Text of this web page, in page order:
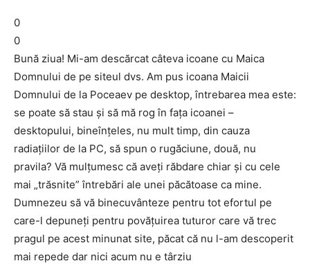
0
0
Bună ziua! Mi-am descărcat câteva icoane cu Maica
Domnului de pe siteul dvs. Am pus icoana Maicii
Domnului de la Poceaev pe desktop, întrebarea mea este:
se poate să stau și să mă rog în fața icoanei –
desktopului, bineînțeles, nu mult timp, din cauza
radiațiilor de la PC, să spun o rugăciune, două, nu
pravila? Vă mulțumesc că aveți răbdare chiar și cu cele
mai „trăsnite” întrebări ale unei păcătoase ca mine.
Dumnezeu să vă binecuvânteze pentru tot efortul pe
care-l depuneți pentru povățuirea tuturor care vă trec
pragul pe acest minunat site, păcat că nu l-am descoperit
mai repede dar nici acum nu e târziu